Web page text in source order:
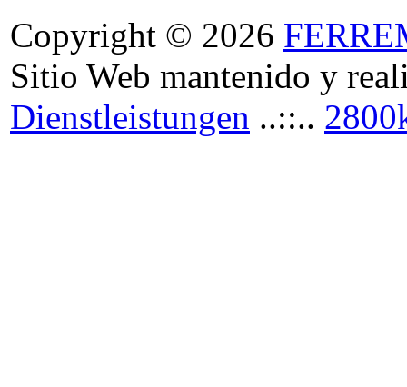
Copyright © 2026
Sitio Web mantenido y
Dienstleistungen ..::..